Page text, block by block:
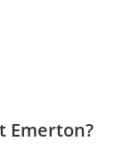
Emerton?